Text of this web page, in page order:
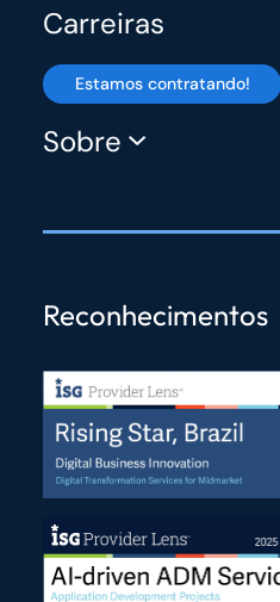
Carreiras
Estamos contratando!
Sobre
Reconhecimentos